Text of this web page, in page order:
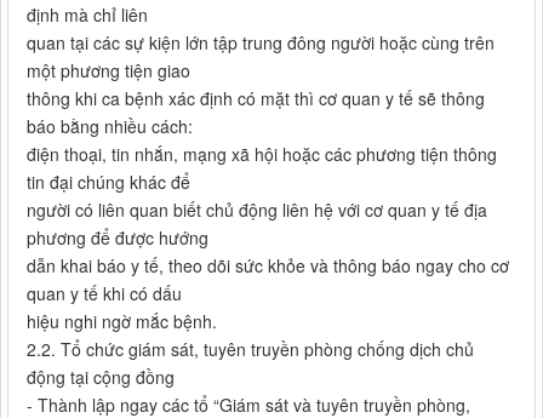
định mà chỉ liên
quan tại các sự kiện lớn tập trung đông người hoặc cùng trên
một phương tiện giao
thông khi ca bệnh xác định có mặt thì cơ quan y tế sẽ thông
báo bằng nhiều cách:
điện thoại, tin nhắn, mạng xã hội hoặc các phương tiện thông
tin đại chúng khác để
người có liên quan biết chủ động liên hệ với cơ quan y tế địa
phương để được hướng
dẫn khai báo y tế, theo dõi sức khỏe và thông báo ngay cho cơ
quan y tế khi có dấu
hiệu nghi ngờ mắc bệnh.
2.2. Tổ chức giám sát, tuyên truyền phòng chống dịch chủ
động tại cộng đồng
- Thành lập ngay các tổ “Giám sát và tuyên truyền phòng,